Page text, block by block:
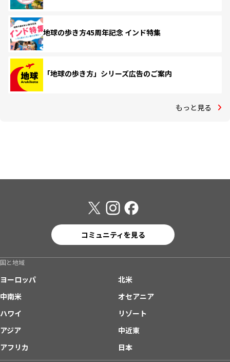
地球の歩き方45周年記念 インド特集
「地球の歩き方」シリーズ広告のご案内
もっと見る
コミュニティを見る
国と地域
ヨーロッパ
北米
中南米
オセアニア
ハワイ
リゾート
アジア
中近東
アフリカ
日本